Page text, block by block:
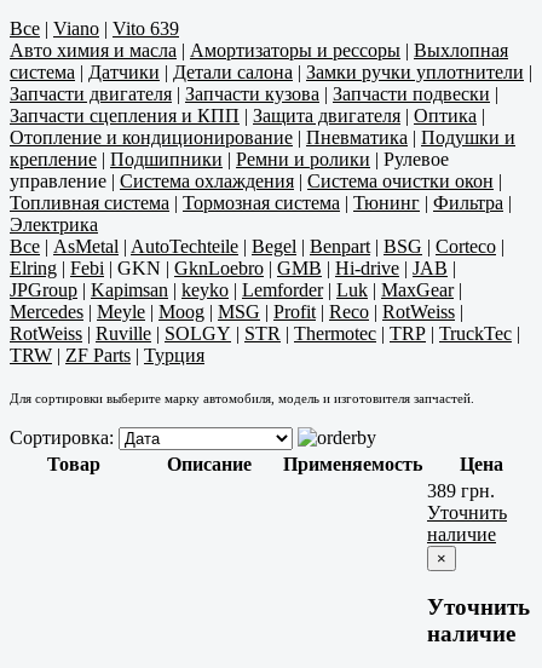
Все | Viano | Vito 639
Авто химия и масла | Амортизаторы и рессоры | Выхлопная
система | Датчики | Детали салона | Замки ручки уплотнители |
Запчасти двигателя | Запчасти кузова | Запчасти подвески |
Запчасти сцепления и КПП | Защита двигателя | Оптика |
Отопление и кондиционирование | Пневматика | Подушки и
крепление | Подшипники | Ремни и ролики | Рулевое
управление | Система охлаждения | Система очистки окон |
Топливная система | Тормозная система | Тюнинг | Фильтра |
Электрика
Все | AsMetal | AutoTechteile | Begel | Benpart | BSG | Corteco |
Elring | Febi | GKN | GknLoebro | GMB | Hi-drive | JAB |
JPGroup | Kapimsan | keyko | Lemforder| Luk | MaxGear|
Mercedes | Meyle | Moog | MSG | Profit | Reco | RotWeiss |
RotWeiss | Ruville | SOLGY | STR | Thermotec | TRP | TruckTec |
TRW | ZF Parts | Турция
Для сортировки выберите марку автомобиля, модель и изготовителя запчастей.
Сортировка:
Товар
Описание Применяемость Цена
389 грн.
Уточнить
наличие
×
Уточнить
наличие